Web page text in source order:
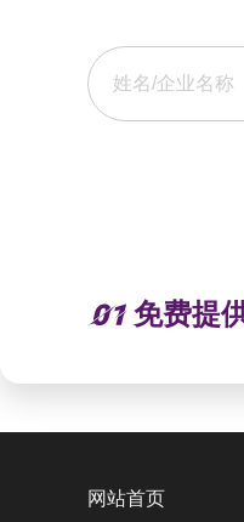
免费提
网站首页